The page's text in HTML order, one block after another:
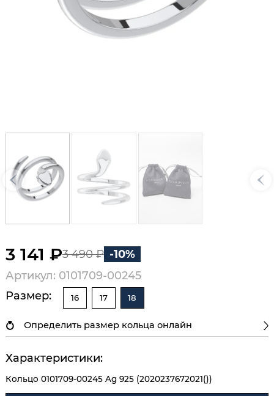
3 141 ₽3 490 ₽ -10%
Артикул: 0101709-00245
Размер:
16 17 18
Определить размер кольца онлайн
Характеристики:
Кольцо 0101709-00245 Ag 925 (2020237672021())